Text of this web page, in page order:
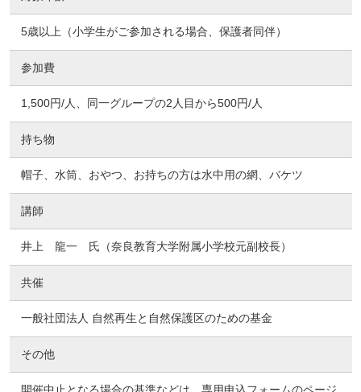
5歳以上（小学生がご参加される場合、保護者同伴）
参加費
1,500円/人、同一グループの2人目から500円/人
持ち物
帽子、水筒、おやつ、お持ちの方は水中用の網、バケツ
講師
井上 龍一 氏（奈良教育大学附属小学校元副校長）
共催
一般社団法人 自然再生と自然保護区のための基金
その他